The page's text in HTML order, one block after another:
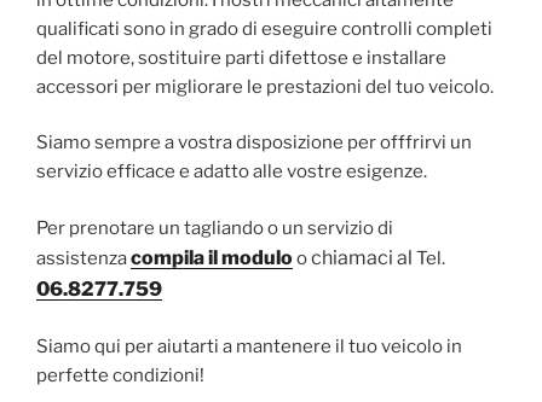
qualificati sono in grado di eseguire controlli completi
del motore, sostituire parti difettose e installare
accessori per migliorare le prestazioni del tuo veicolo.
Siamo sempre a vostra disposizione per offfrirvi un
servizio efficace e adatto alle vostre esigenze.
Per prenotare un tagliando o un servizio di
assistenzacompila il moduloochiamaci al Tel.
06.8277.759
Siamo qui per aiutarti a mantenere il tuo veicolo in
perfette condizioni!